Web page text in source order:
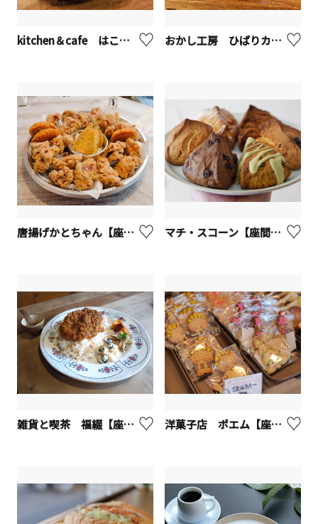
kitchen＆cafe はこねの森【座間市】 おかし工房 ひばりカフェ【座間市】
唐揚げかとちゃん【座間市】 マチ・スコーン【座間市】
雑貨と喫茶 福綴【座間市】 洋菓子店 ポエム【座間市】